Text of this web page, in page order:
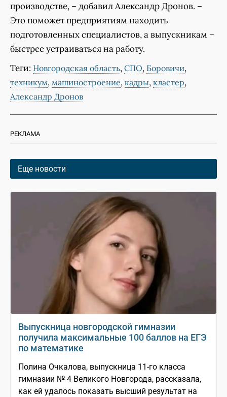
производстве, – добавил Александр Дронов. –
Это поможет предприятиям находить
подготовленных специалистов, а выпускникам –
быстрее устраиваться на работу.
Теги: Новгородская область, СПО, Боровичи,
техникум, машиностроение, кадры, кластер,
Александр Дронов
РЕКЛАМА
Еще новости
Выпускница новгородской гимназии
получила максимальные 100 баллов на ЕГЭ
по математике
Полина Очкалова, выпускница 11-го класса
гимназии № 4 Великого Новгорода, рассказала,
как ей удалось показать высший результат на